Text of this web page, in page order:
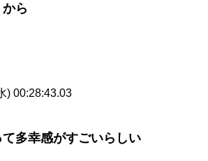
ら
) 00:28:43.03
多幸感がすごいらしい